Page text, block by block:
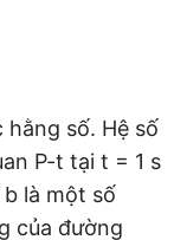
hằng số. Hệ số
P-t tại t = 1 s
là một số
của đường